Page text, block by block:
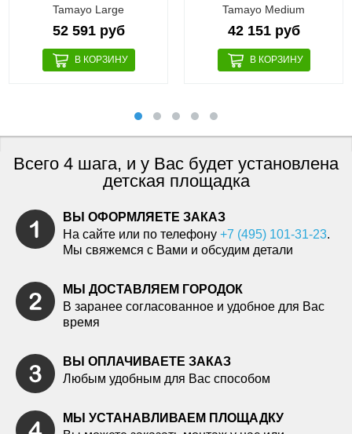
Tamayo Large
52 591 руб
Tamayo Medium
42 151 руб
Всего 4 шага, и у Вас будет установлена
детская площадка
ВЫ ОФОРМЛЯЕТЕ ЗАКАЗ
На сайте или по телефону +7 (495) 101-31-23.
Мы свяжемся с Вами и обсудим детали
МЫ ДОСТАВЛЯЕМ ГОРОДОК
В заранее согласованное и удобное для Вас
время
ВЫ ОПЛАЧИВАЕТЕ ЗАКАЗ
Любым удобным для Вас способом
МЫ УСТАНАВЛИВАЕМ ПЛОЩАДКУ